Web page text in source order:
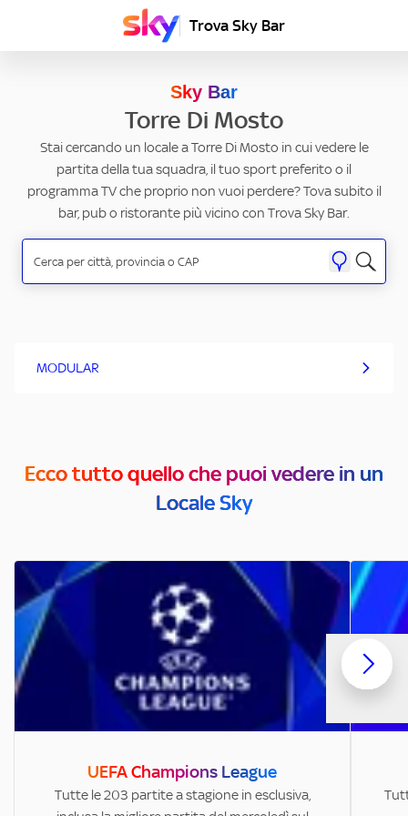
Trova Sky Bar
Sky Bar
Torre Di Mosto
Stai cercando un locale a Torre Di Mosto in cui vedere le
partita della tua squadra, il tuo sport preferito o il
programma TV che proprio non vuoi perdere? Tova subito il
bar, pub o ristorante più vicino con Trova Sky Bar.
MODULAR
Ecco tutto quello che puoi vedere in un
Locale Sky
UEFA Champions League
Tutte le 203 partite a stagione in esclusiva,